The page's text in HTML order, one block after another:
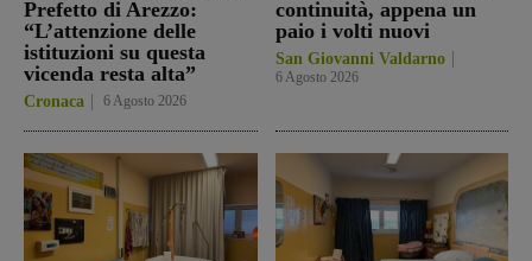
Prefetto di Arezzo:
“L’attenzione delle
istituzioni su questa
vicenda resta alta”
Cronaca 6 Agosto 2026
continuità, appena un
paio i volti nuovi
San Giovanni Valdarno
6 Agosto 2026